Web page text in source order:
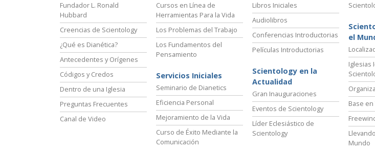
Fundador L. Ronald
Hubbard
Creencias de Scientology
¿Qué es Dianética?
Antecedentes y Orígenes
Códigos y Credos
Dentro de una Iglesia
Preguntas Frecuentes
Canal de Video
Cursos en Línea de
Herramientas Para la Vida
Los Problemas del Trabajo
Los Fundamentos del
Pensamiento
Servicios Iniciales
Seminario de Dianetics
Eficiencia Personal
Mejoramiento de la Vida
Curso de Éxito Mediante la
Comunicación
Libros Iniciales
Audiolibros
Conferencias Introductorias
Películas Introductorias
Scientology en la
Actualidad
Gran Inauguraciones
Eventos de Scientology
Líder Eclesiástico de
Scientology
el
Iglesias
Base
Mundo